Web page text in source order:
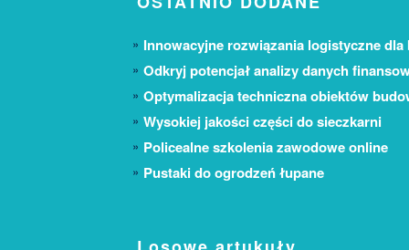
Innowacyjne rozwiązania logistyczne dla
Odkryj potencjał analizy danych
Optymalizacja techniczna obiektów
Wysokiej jakości części do sieczkarni
Policealne szkolenia zawodowe online
Pustaki do ogrodzeń łupane